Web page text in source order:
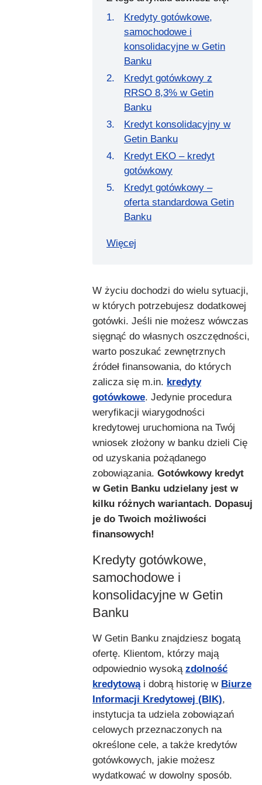
Kredyty gotówkowe,
samochodowe i
konsolidacyjne w Getin
Banku
Kredyt gotówkowy z
RRSO 8,3% w Getin
Banku
Kredyt konsolidacyjny w
Getin Banku
Kredyt EKO – kredyt
gotówkowy
Kredyt gotówkowy –
oferta standardowa Getin
Banku
Więcej
W życiu dochodzi do wielu sytuacji,
w których potrzebujesz dodatkowej
gotówki. Jeśli nie możesz wówczas
sięgnąć do własnych oszczędności,
warto poszukać zewnętrznych
źródeł finansowania, do których
zalicza się m.in. kredyty
gotówkowe. Jedynie procedura
weryfikacji wiarygodności
kredytowej uruchomiona na Twój
wniosek złożony w banku dzieli Cię
od uzyskania pożądanego
zobowiązania. Gotówkowy kredyt
w Getin Banku udzielany jest w
kilku różnych wariantach. Dopasuj
je do Twoich możliwości
finansowych!
Kredyty gotówkowe,
samochodowe i
konsolidacyjne w Getin
Banku
W Getin Banku znajdziesz bogatą
ofertę. Klientom, którzy mają
odpowiednio wysoką zdolność
kredytowąi dobrą historię w Biurze
Informacji Kredytowej (BIK),
instytucja ta udziela zobowiązań
celowych przeznaczonych na
określone cele, a także kredytów
gotówkowych, jakie możesz
wydatkować w dowolny sposób.